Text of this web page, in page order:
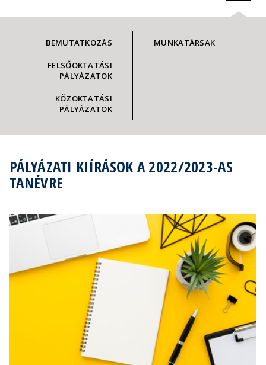
BEMUTATKOZÁS
FELSŐOKTATÁSI
PÁLYÁZATOK
KÖZOKTATÁSI
PÁLYÁZATOK
MUNKATÁRSAK
PÁLYÁZATI KIÍRÁSOK A 2022/2023-AS
TANÉVRE